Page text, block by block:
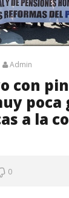
Admin
con
poca
a la
0